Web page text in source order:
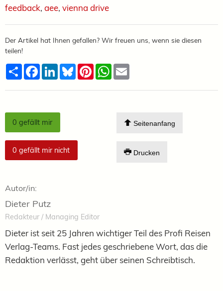
feedback, aee, vienna drive
Der Artikel hat Ihnen gefallen? Wir freuen uns, wenn sie diesen
teilen!
TeilenFacebook
LinkedInBlueskyPinterestWhatsApp
0 gefällt mir
0 gefällt mir nicht
Seitenanfang
Drucken
Autor/in:
Dieter Putz
Redakteur / Managing Editor
Dieter ist seit 25 Jahren wichtiger Teil des Profi Reisen
Verlag-Teams. Fast jedes geschriebene Wort, das die
Redaktion verlässt, geht über seinen Schreibtisch.